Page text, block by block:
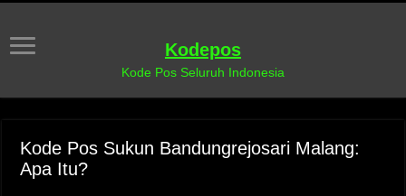
Kodepos
Kode Pos Seluruh Indonesia
Kode Pos Sukun Bandungrejosari Malang:
Apa Itu?